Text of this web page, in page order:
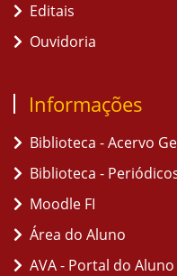
Editais
Ouvidoria
Informações
Biblioteca - Acervo
Biblioteca -
Moodle FI
Área do Aluno
AVA - Portal do